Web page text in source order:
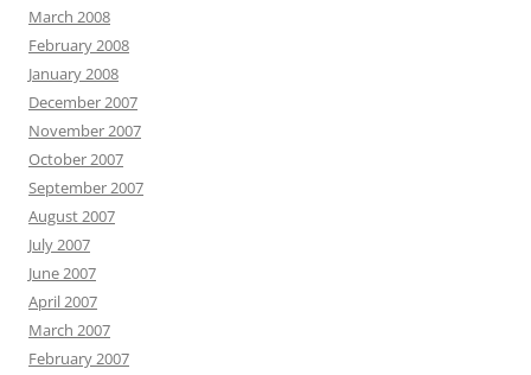
March 2008
February 2008
January 2008
December 2007
November 2007
October 2007
September 2007
August 2007
July 2007
June 2007
April 2007
March 2007
February 2007